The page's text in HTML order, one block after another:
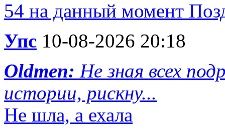
54 на данный момент
Упс 10-08-2026 20:18
Oldmen: Не зная всех
истории, рискну...
Не шла, а ехала